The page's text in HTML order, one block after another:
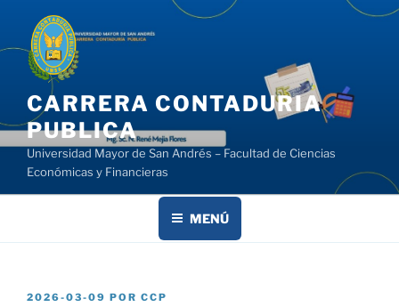
contenido
CARRERA CONTADURIA
PUBLICA
Universidad Mayor de San Andrés – Facultad de Ciencias
Económicas y Financieras
MENÚ
PUBLICADO
2026-03-09 POR CCP